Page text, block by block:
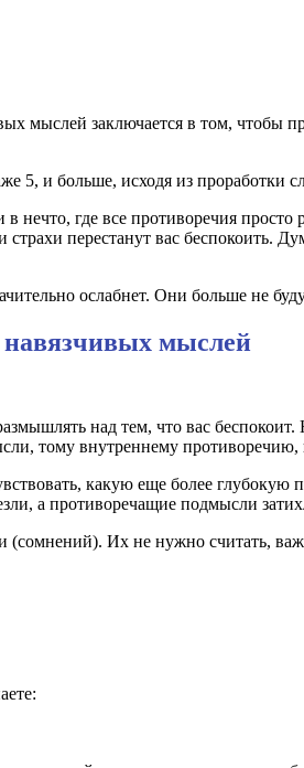
мыслей заключается в том, чтобы
5, и больше, исходя из проработки
где все противоречия просто
перестанут вас беспокоить.
ослабнет. Они больше не
навязчивых мыслей
над тем, что вас
тому внутреннему противоречию,
какую еще более
а противоречащие подмысли
(сомнений). Их не нужно считать,